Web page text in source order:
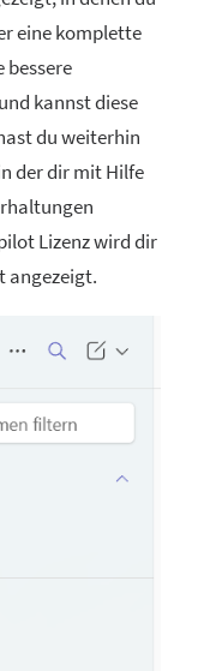
eine komplette
bessere
kannst diese
du weiterhin
der dir mit Hilfe
Lizenz wird dir
angezeigt.